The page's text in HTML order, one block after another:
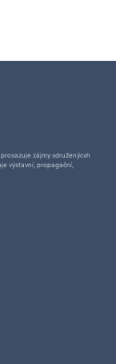
zájmy sdruženýcvh
výstavní, propagační,